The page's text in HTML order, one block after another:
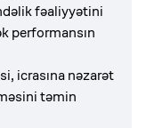
fəaliyyətini
performansın
icrasına nəzarət
təmin